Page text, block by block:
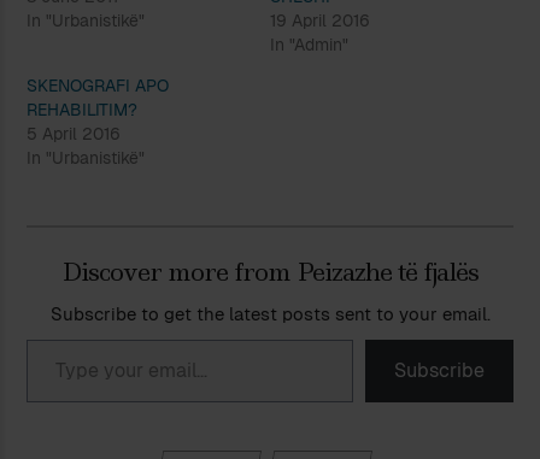
In "Urbanistikë"
19 April 2016
In "Admin"
SKENOGRAFI APO
REHABILITIM?
5 April 2016
In "Urbanistikë"
Discover more from Peizazhe të fjalës
Subscribe to get the latest posts sent to your email.
Type your email…
Subscribe